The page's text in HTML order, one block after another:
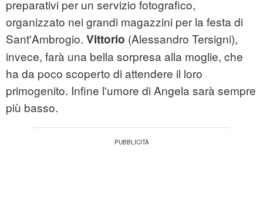
preparativi per un servizio fotografico,
organizzato nei grandi magazzini per la festa di
Sant'Ambrogio. Vittorio (Alessandro Tersigni),
invece, farà una bella sorpresa alla moglie, che
ha da poco scoperto di attendere il loro
primogenito. Infine l'umore di Angela sarà sempre
più basso.